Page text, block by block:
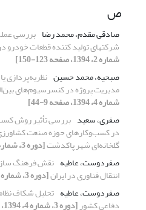
ص
صادقی مقدم، محمد رضا بررسی
شرکتهای تولید کننده قطعات خودرو
شماره 2، 1394، صفحه 123-150]
صبحیه، محمد حسین نظریه‌پردازی
مدیریت پروژه در کنسرسیوم‌های
شماره 4، 1394، صفحه 9-44]
صفری، سعید بررسی تأثیر روش
در کسب‌و‌کارهای حوزه صنعت
گلخانه‌ای شهر پاکدشت[دوره 3، شماره 4، 1394، صفحه 139-164]
صفردوست، عاطیه نقش فرهنگ
انتقال فناوری در ایران[دوره 3، شماره 2، 1394، صفحه 9-30]
صفردوست، عاطیه تحلیل شکاف
دفاعی کشور[دوره 3، شماره 4، 1394، صفحه 81-110]